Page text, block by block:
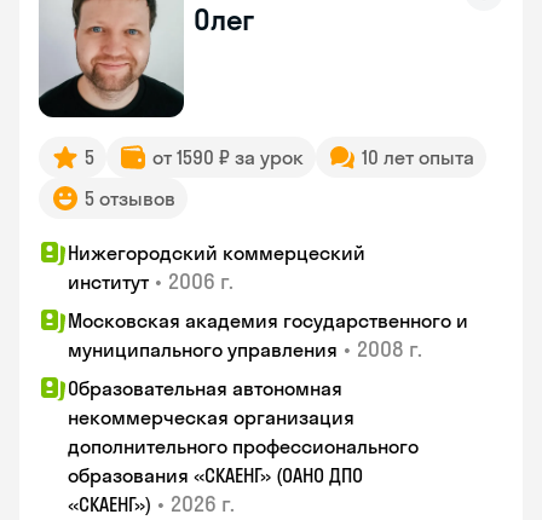
Олег
5 от 1590 ₽ за урок
10 лет опыта
5 отзывов
Нижегородский коммерцеский
институт • 2006 г.
Московская академия государственного и
муниципального управления • 2008 г.
Образовательная автономная
некоммерческая организация
дополнительного профессионального
образования «СКАЕНГ» (ОАНО ДПО
«СКАЕНГ») • 2026 г.